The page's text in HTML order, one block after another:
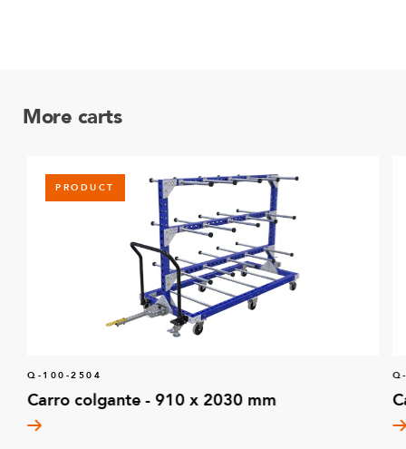
More carts
PRODUCT
Q-100-2504
Carro colgante - 910 x 2030 mm